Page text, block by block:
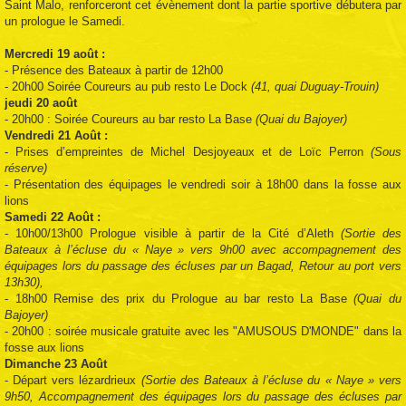
Saint Malo, renforceront cet évènement dont la partie sportive débutera par
un prologue le Samedi.
Mercredi 19 août :
- Présence des Bateaux à partir de 12h00
- 20h00 Soirée Coureurs au pub resto Le Dock (41, quai Duguay-Trouin)
jeudi 20 août
- 20h00 : Soirée Coureurs au bar resto La Base (Quai du Bajoyer)
Vendredi 21 Août :
- Prises d’empreintes de Michel Desjoyeaux et de Loïc Perron (Sous
réserve)
- Présentation des équipages le vendredi soir à 18h00 dans la fosse aux
lions
Samedi 22 Août :
- 10h00/13h00 Prologue visible à partir de la Cité d’Aleth (Sortie des
Bateaux à l’écluse du « Naye » vers 9h00 avec accompagnement des
équipages lors du passage des écluses par un Bagad, Retour au port vers
13h30),
- 18h00 Remise des prix du Prologue au bar resto La Base(Quai du
Bajoyer)
- 20h00 : soirée musicale gratuite avec les "AMUSOUS D'MONDE" dans la
fosse aux lions
Dimanche 23 Août
- Départ vers lézardrieux (Sortie des Bateaux à l’écluse du « Naye » vers
9h50, Accompagnement des équipages lors du passage des écluses par